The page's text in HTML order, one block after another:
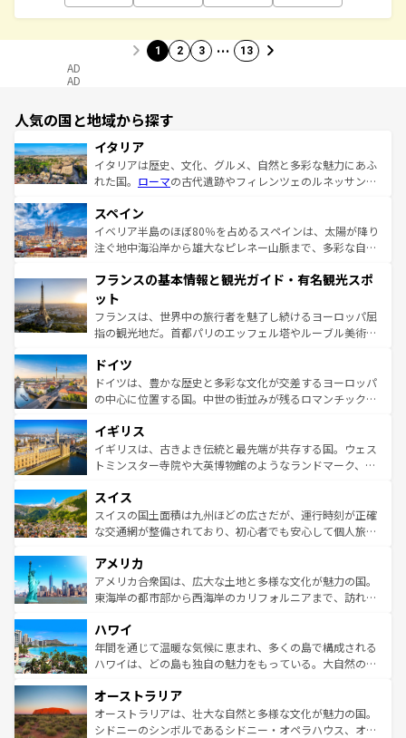
1 2 3 … 13
AD
AD
人気の国と地域から探す
イタリア
イタリアは歴史、文化、グルメ、自然と多彩な魅力にあふ
れた国。 ローマの古代遺跡やフィレンツェのルネッサンス
ろん、トスカーナの美しい田園風景やアマルフィ海岸の絶
景など、自然景観も見逃せない。観光の合間には、本場の
ピザやパスタなど、絶品のイタリア料理を堪能することも
ませてくれるイタリアで、忘れられない旅をしてみよう！
なお、新着のイタリア情報は
しい。
スペイン
イベリア半島のほぼ80％を占めるスペインは、太陽が降り
注ぐ地中海沿岸から雄大なピレネー山脈まで、多彩な自然
文化が根付くこの国では、情熱的なフラメンコ、熱気あふ
れる闘牛、そして美味しいタパスが生活の一部となってい
る。首都マドリードの洗練された雰囲気や、バルセロナの
アートに溢れた街角から、地方では古代ローマ遺跡や中世
せる。地方によって風土や気候が異なるスペインはその個
性で訪れる人を魅了する。 なお、新着のスペイン情報は コ
ンテンツ一覧を参照してほしい。
フランスの基本情報と観光ガイド・有名観光スポ
ット
フランスは、世界中の旅行者を魅了し続けるヨーロッパ屈
指の観光地だ。首都パリのエッフェル塔やルーブル美術館
で、幅広い魅力が詰まっている。華麗な宮殿、歴史的な大
聖堂、美しいビーチ、そして豊かな自然が、訪れる者を心
から魅了する。また、フランスは美食の国としても知ら
いる。シャンパンの発祥地であるランス、プロヴァンスの
香り高いラベンダー畑など、多彩な楽しみ方が可能だ。さ
らに、パリ以外の地域にも魅力が溢れており、どの街角に
れる地方に足を運ぶとそれぞれで全く異なる文化を体験で
きるだろう。 なお、新着のフランス情報はコンテンツ一覧
を参照してほしい。
ドイツ
ドイツは、豊かな歴史と多彩な文化が交差するヨーロッパ
の中心に位置する国。中世の街並みが残るロマンチック街
顔を持つこの国は、どこを歩いても飽きることがない。ベ
ルリンの文化的活気、バイエルン州のアルプスの絶景、そ
してライン川沿いのワイン畑といった風景は必見。ビール
は、お酒好きな人にはぜひ体験してほしい。 なお、新着の
ドイツ情報はコンテンツ一覧を参照してほしい。
イギリス
イギリスは、古きよき伝統と最先端が共存する国。ウェス
トミンスター寺院や大英博物館のようなランドマーク、歴
リアごとに異なる魅力がある。また、優雅なアフタヌーン
ティー、ビール好きにはたまらない英国パブ、サッカー観
戦など、本場だからこそできる体験も豊富。イギリスを旅
ンツ一覧を参照してほしい。
スイス
スイスの国土面積は九州ほどの広さだが、運行時刻が正確
な交通網が整備されており、初心者でも安心して個人旅行
の建物がそのまま残る町や、スイスならではのユニークな
博物館もあり、アルプス観光だけでなく町歩きも満喫する
ことができる。国民の所得が高いため物価も高いが、旅行
ば市内交通費無料で観光を楽しむこともできる。 なお、新
着のスイス情報はコンテンツ一覧 を参照してほしい。
アメリカ
アメリカ合衆国は、広大な土地と多様な文化が魅力の国。
東海岸の都市部から西海岸のカリフォルニアまで、訪れる
のような巨大都市は、観光、ショッピング、エンターテイ
ンメントが詰まった刺激的なスポットだ。一方、アメリカ
西部には大自然が広がり、グランドキャニオンやイエロー
部のニューオーリンズでは、音楽と美食が融合した独特の
文化が魅力。旅行者はアメリカの各地域で異なる魅力を楽
しみながら、その多様性と豊かな歴史を感じることができ
ハワイ
年間を通じて温暖な気候に恵まれ、多くの島で構成される
ハワイは、どの島も独自の魅力をもっている。大自然の神
ワイ島は見逃せない。また、定番の観光地といえばオアフ
島だが、静かな自然を求めるならマウイ島やカウアイ島が
おすすめ。エメラルドグリーンに輝く海をはじめ、豊かな
オーストラリア
オーストラリアは、壮大な自然と多様な文化が魅力の国。
シドニーのシンボルであるシドニー・オペラハウス、オー